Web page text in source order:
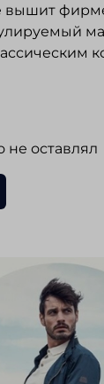
вышит
оставлял